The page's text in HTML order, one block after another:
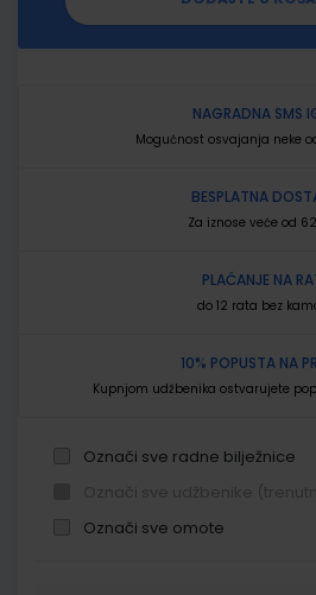
NAGRADNA SMS
Mogućnost osvajanja neke
BESPLATNA
Za iznose veće od
PLAĆANJE NA
do 12 rata bez
10% POPUSTA NA
Kupnjom udžbenika ostvarujete
Označi sve radne bilježnice
Označi sve omote